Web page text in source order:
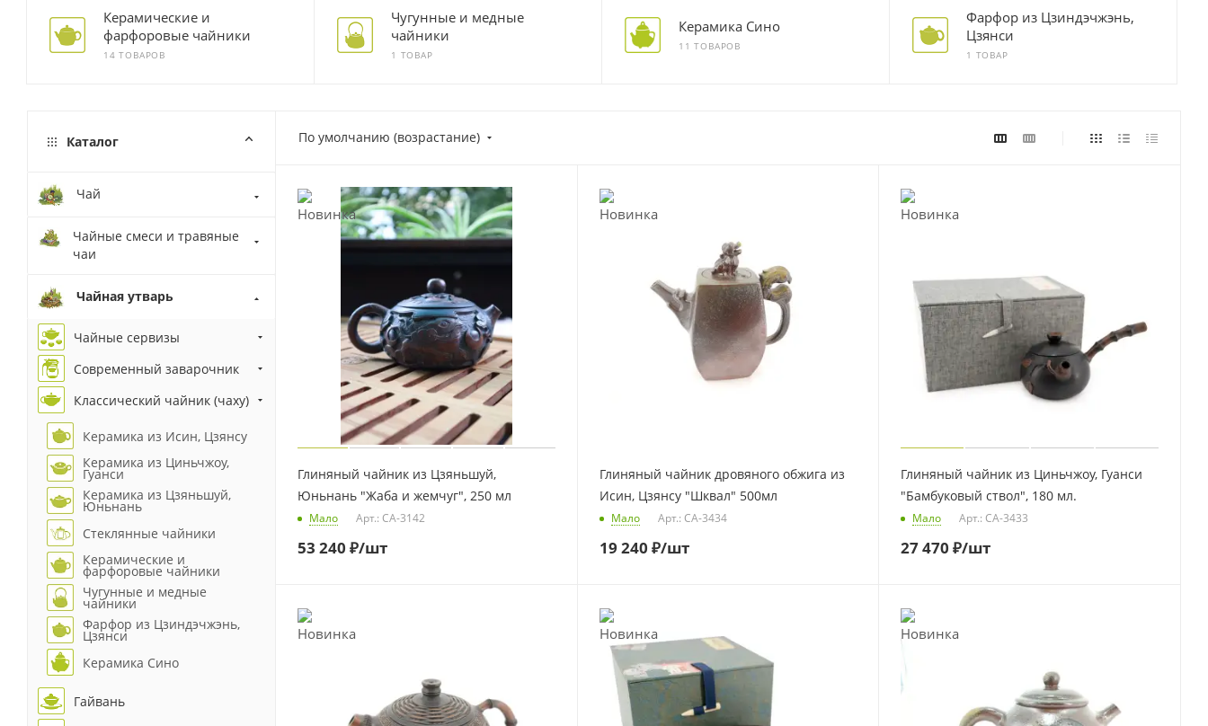
Керамические и
фарфоровые чайники
14 ТОВАРОВ
Чугунные и медные
чайники
1 ТОВАР
Керамика Сино
11 ТОВАРОВ
Фарфор из Цзиндэчжэнь,
Цзянси
1 ТОВАР
По умолчанию (возрастание)
Глиняный чайник из Цзяньшуй,
Юньнань "Жаба и жемчуг", 250 мл
Мало Арт.: CA-3142
53 240 ₽/шт
Глиняный чайник дровяного обжига из
Исин, Цзянсу "Шквал" 500мл
Мало Арт.: CA-3434
19 240 ₽/шт
Глиняный чайник из Циньчжоу, Гуанси
"Бамбуковый ствол", 180 мл.
Мало Арт.: CA-3433
27 470 ₽/шт
Каталог
Чай
Чайные смеси и травяные
чаи
Чайная утварь
Чайные сервизы
Современный заварочник
Классический чайник (чаху)
Керамика из Исин, Цзянсу
Керамика из Циньчжоу,
Гуанси
Керамика из Цзяньшуй,
Юньнань
Стеклянные чайники
Керамические и
фарфоровые чайники
Чугунные и медные
чайники
Фарфор из Цзиндэчжэнь,
Цзянси
Керамика Сино
Гайвань